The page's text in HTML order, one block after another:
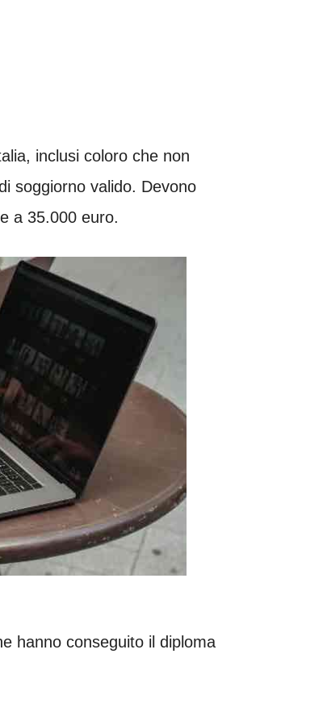
inclusi coloro che non
soggiorno valido. Devono
a 35.000 euro.
hanno conseguito il diploma